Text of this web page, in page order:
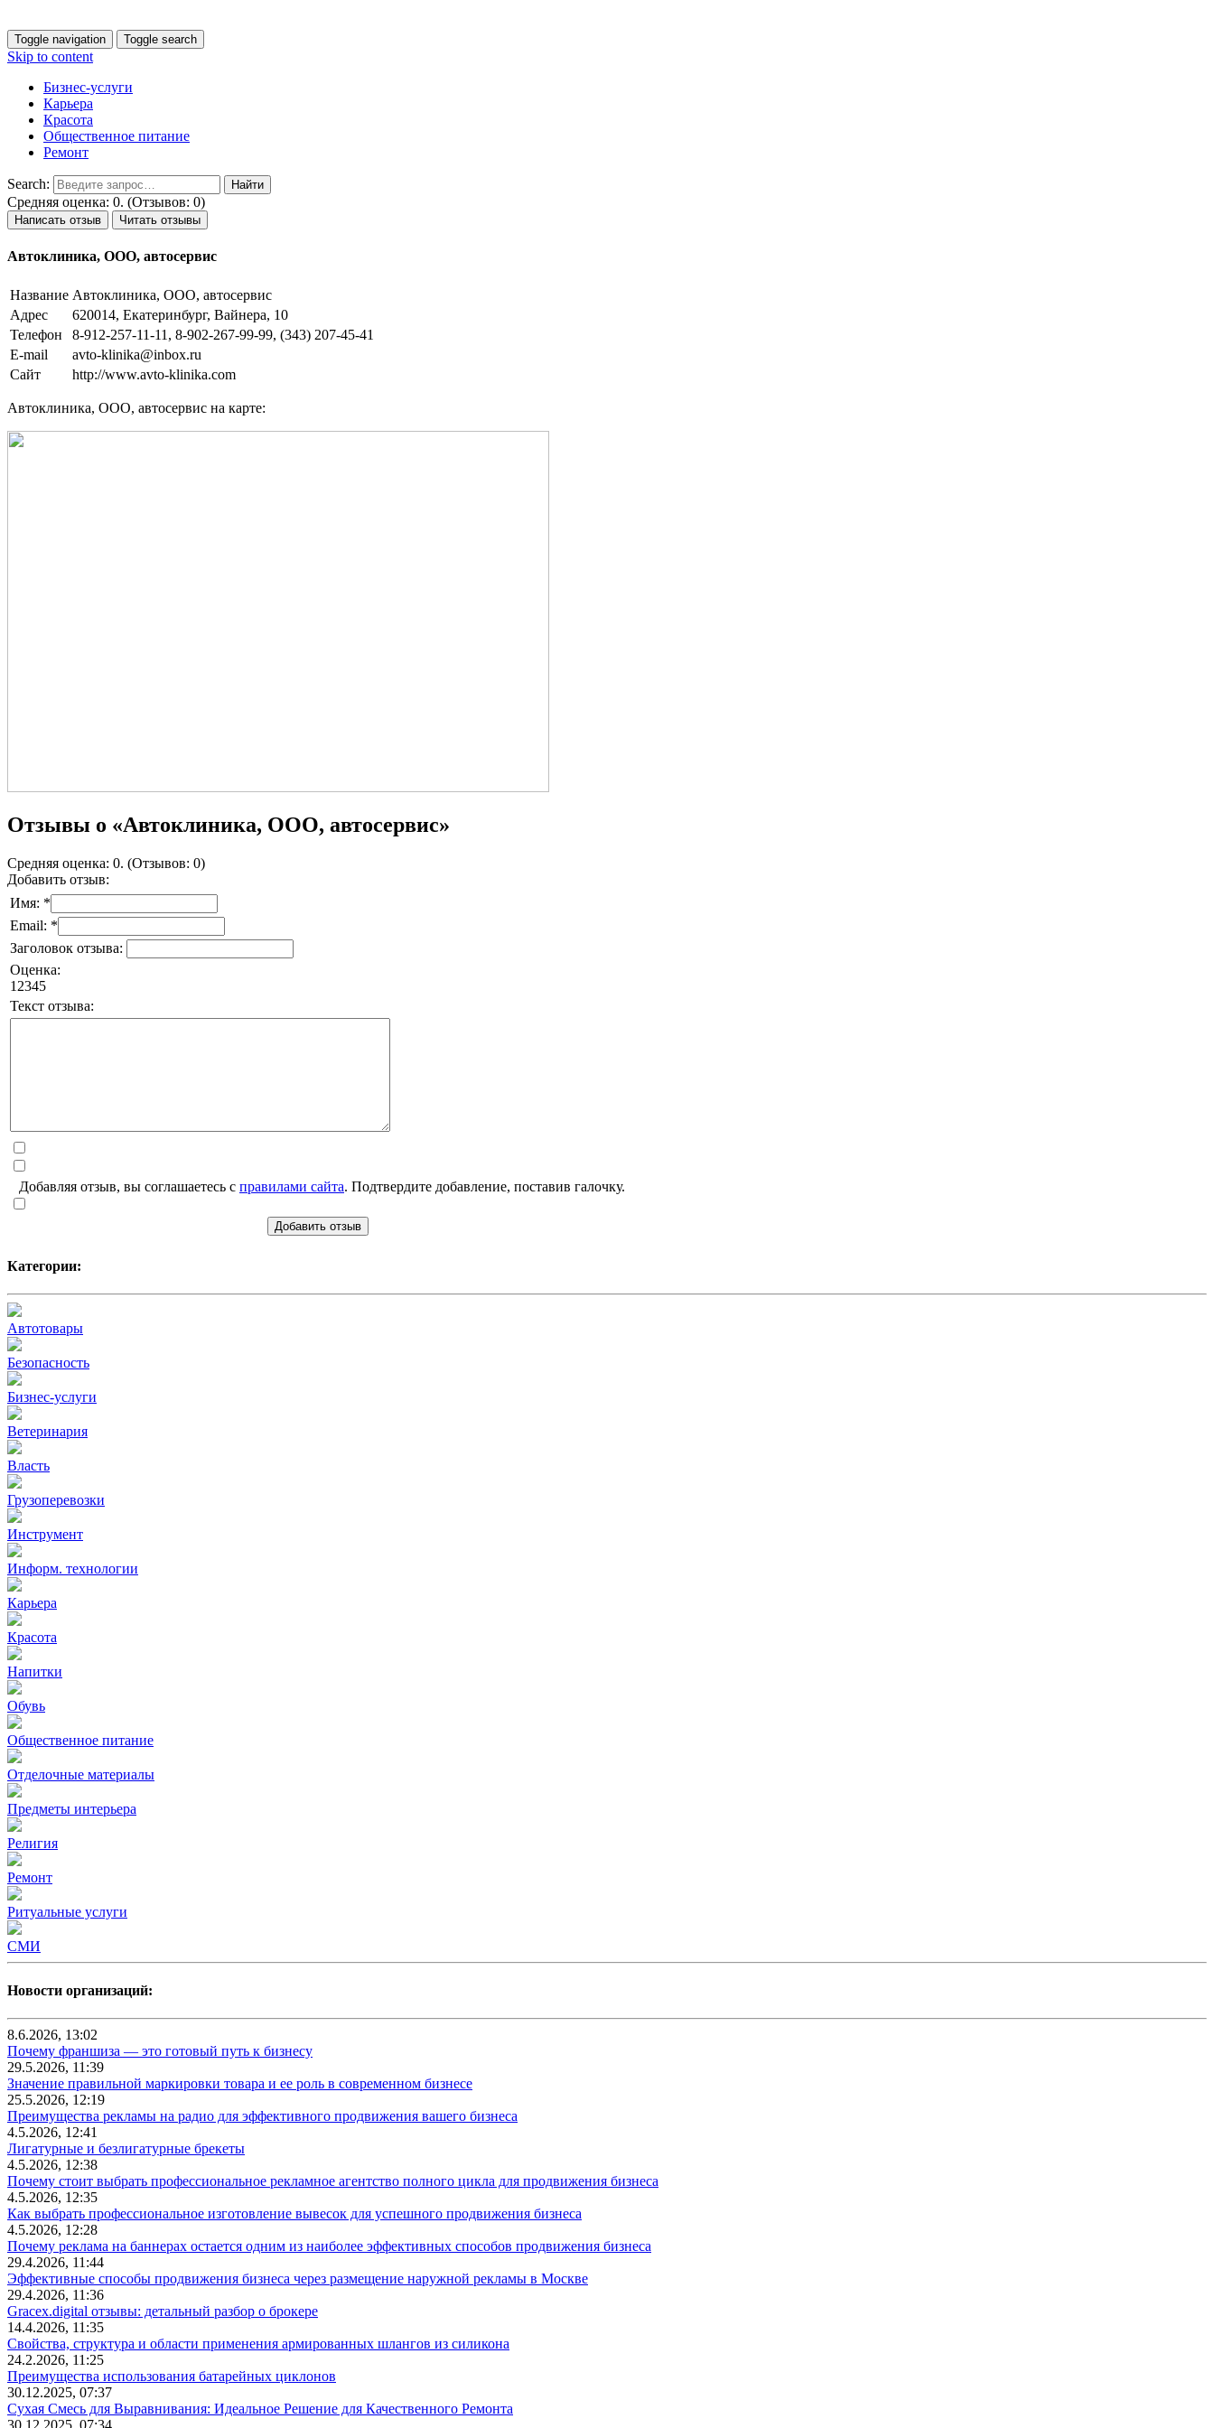
Toggle navigation Toggle search
Skip to content
Бизнес-услуги
Карьера
Красота
Общественное питание
Ремонт
Search:
Средняя оценка: 0. (Отзывов: 0)
Написать отзыв Читать отзывы
Автоклиника, ООО, автосервис
Название Автоклиника, ООО, автосервис
Адрес
620014, Екатеринбург, Вайнера, 10
Телефон
8-912-257-11-11, 8-902-267-99-99, (343) 207-45-41
E-mail
avto-klinika@inbox.ru
Сайт
http://www.avto-klinika.com
Автоклиника, ООО, автосервис на карте:
Отзывы о «Автоклиника, ООО, автосервис»
Средняя оценка: 0. (Отзывов: 0)
Добавить отзыв:
Имя: *
Email: *
Заголовок отзыва:
Оценка:
1 2345
Текст отзыва:
Добавляя отзыв, вы соглашаетесь с правилами сайта. Подтвердите добавление, поставив галочку.
Добавить отзыв
Категории:
Автотовары
Безопасность
Бизнес-услуги
Ветеринария
Власть
Грузоперевозки
Инструмент
Информ. технологии
Карьера
Красота
Напитки
Обувь
Общественное питание
Отделочные материалы
Предметы интерьера
Религия
Ремонт
Ритуальные услуги
СМИ
Новости организаций:
8.6.2026, 13:02
Почему франшиза — это готовый путь к бизнесу
29.5.2026, 11:39
Значение правильной маркировки товара и ее роль в современном бизнесе
25.5.2026, 12:19
Преимущества рекламы на радио для эффективного продвижения вашего бизнеса
4.5.2026, 12:41
Лигатурные и безлигатурные брекеты
4.5.2026, 12:38
Почему стоит выбрать профессиональное рекламное агентство полного цикла для продвижения бизнеса
4.5.2026, 12:35
Как выбрать профессиональное изготовление вывесок для успешного продвижения бизнеса
4.5.2026, 12:28
Почему реклама на баннерах остается одним из наиболее эффективных способов продвижения бизнеса
29.4.2026, 11:44
Эффективные способы продвижения бизнеса через размещение наружной рекламы в Москве
29.4.2026, 11:36
Gracex.digital отзывы: детальный разбор о брокере
14.4.2026, 11:35
Свойства, структура и области применения армированных шлангов из силикона
24.2.2026, 11:25
Преимущества использования батарейных циклонов
30.12.2025, 07:37
Сухая Смесь для Выравнивания: Идеальное Решение для Качественного Ремонта